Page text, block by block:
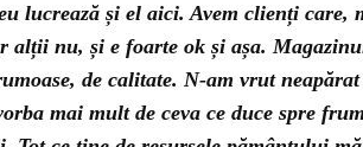
lucrează și el aici. Avem clienți care,
alții nu, și e foarte ok și așa.
de calitate. N-am vrut
mai mult de ceva ce duce spre